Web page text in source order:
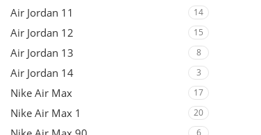
Air Jordan 11 14
Air Jordan 12 15
Air Jordan 13 8
Air Jordan 14 3
Nike Air Max 17
Nike Air Max 1 20
6